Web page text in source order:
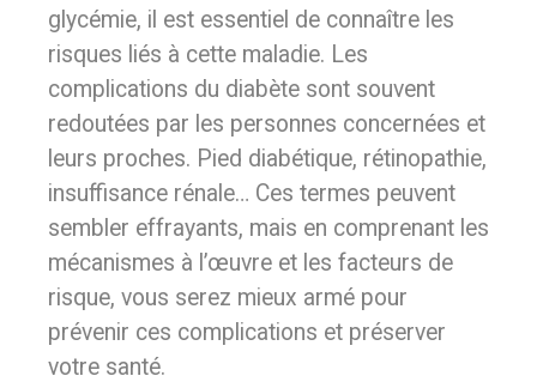
glycémie, il est essentiel de connaître les
risques liés à cette maladie. Les
complications du diabète sont souvent
redoutées par les personnes concernées et
leurs proches. Pied diabétique, rétinopathie,
insuffisance rénale… Ces termes peuvent
sembler effrayants, mais en comprenant les
mécanismes à l’œuvre et les facteurs de
risque, vous serez mieux armé pour
prévenir ces complications et préserver
votre santé.